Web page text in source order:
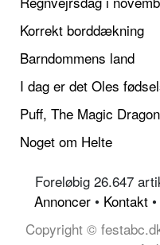
Korrekt borddækning
Barndommens land
I dag er det Oles
Puff, The Magic Dragon
Noget om Helte
Foreløbig 26.647
Annoncer • Kontakt •
Copyright ©